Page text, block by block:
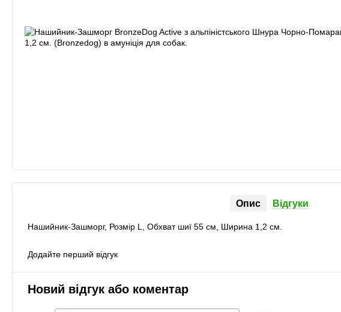
Опис Відгуки
Нашийник-Зашморг, Розмір L, Обхват шиї 55 см, Ширина 1,2 см.
Додайте перший відгук
Новий відгук або коментар